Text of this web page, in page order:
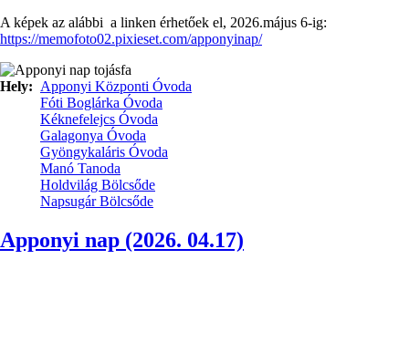
A képek az alábbi a linken érhetőek el, 2026.május 6-ig:
https://memofoto02.pixieset.com/apponyinap/
Hely
Apponyi Központi Óvoda
Fóti Boglárka Óvoda
Kéknefelejcs Óvoda
Galagonya Óvoda
Gyöngykaláris Óvoda
Manó Tanoda
Holdvilág Bölcsőde
Napsugár Bölcsőde
Apponyi nap (2026. 04.17)